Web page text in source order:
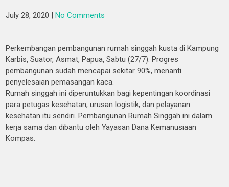
July 28, 2020 |No Comments
Perkembangan pembangunan rumah singgah kusta di Kampung
Karbis, Suator, Asmat, Papua, Sabtu (27/7). Progres
pembangunan sudah mencapai sekitar 90%, menanti
penyelesaian pemasangan kaca.
Rumah singgah ini diperuntukkan bagi kepentingan koordinasi
para petugas kesehatan, urusan logistik, dan pelayanan
kesehatan itu sendiri. Pembangunan Rumah Singgah ini dalam
kerja sama dan dibantu oleh Yayasan Dana Kemanusiaan
Kompas.